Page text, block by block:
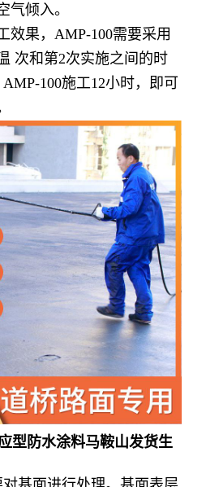
气倾入。
效果，AMP-100需要采用
次和第2次实施之间的时
100施工12小时，即可
型防水涂料马鞍山发货生